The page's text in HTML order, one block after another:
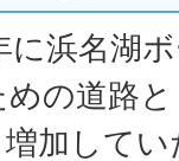
浜名湖
の道路
加して